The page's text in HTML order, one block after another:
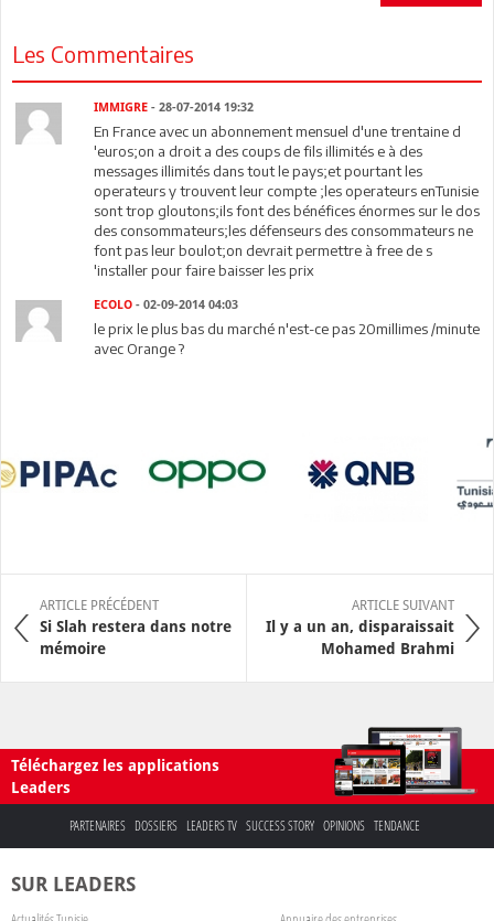
Les Commentaires
IMMIGRE- 28-07-2014 19:32
En France avec un abonnement mensuel d'une trentaine d
'euros;on a droit a des coups de fils illimités e à des
messages illimités dans tout le pays;et pourtant les
operateurs y trouvent leur compte ;les operateurs enTunisie
sont trop gloutons;ils font des bénéfices énormes sur le dos
des consommateurs;les défenseurs des consommateurs ne
font pas leur boulot;on devrait permettre à free de s
'installer pour faire baisser les prix
ECOLO - 02-09-2014 04:03
le prix le plus bas du marché n'est-ce pas 20millimes /minute
avec Orange ?
ARTICLE PRÉCÉDENT
Si Slah restera dans notre
mémoire
ARTICLE SUIVANT
Il y a un an, disparaissait
Mohamed Brahmi
Téléchargez les applications
Leaders
PARTENAIRES DOSSIERS LEADERS TV SUCCESS STORY OPINIONS TENDANCE
SUR LEADERS